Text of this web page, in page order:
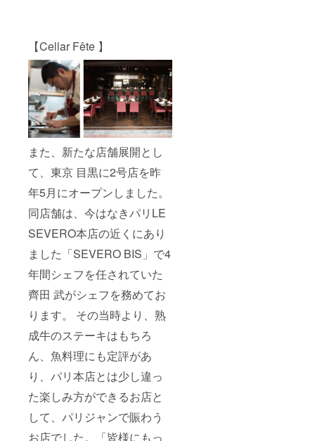
【Cellar Fête 】
また、新たな店舗展開とし
て、東京 目黒に2号店を昨
年5月にオープンしました。
同店舗は、今はなきパリLE
SEVERO本店の近くにあり
ました「SEVERO BIS」で4
年間シェフを任されていた
齊田 武がシェフを務めてお
ります。 その当時より、熟
成牛のステーキはもちろ
ん、魚料理にも定評があ
り、パリ本店とは少し違っ
た楽しみ方ができるお店と
して、パリジャンで賑わう
お店でした。「皆様にもっ